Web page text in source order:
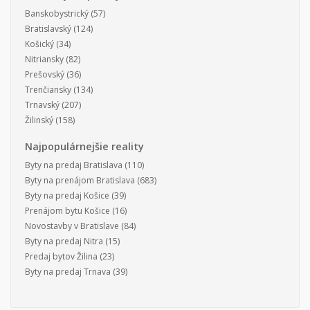
Banskobystrický (57)
Bratislavský (124)
Košický (34)
Nitriansky (82)
Prešovský (36)
Trenčiansky (134)
Trnavský (207)
Žilinský (158)
Najpopulárnejšie reality
Byty na predaj Bratislava (110)
Byty na prenájom Bratislava (683)
Byty na predaj Košice (39)
Prenájom bytu Košice (16)
Novostavby v Bratislave (84)
Byty na predaj Nitra (15)
Predaj bytov Žilina (23)
Byty na predaj Trnava (39)